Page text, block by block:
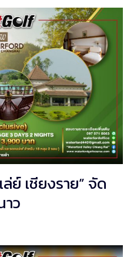
ย์ เชียงราย” จัด
ว